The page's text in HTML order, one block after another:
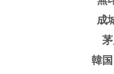
成
韓